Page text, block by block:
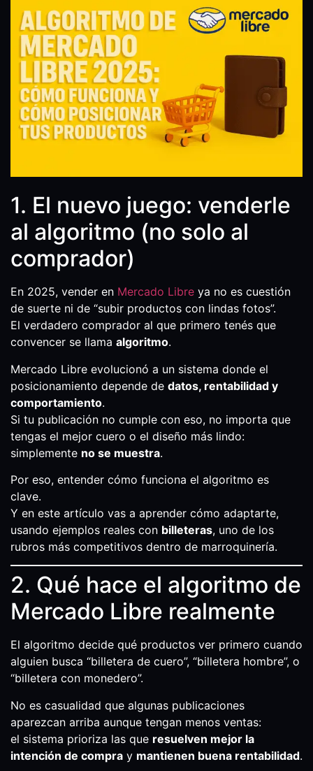
1. El nuevo juego: venderle
al algoritmo (no solo al
comprador)
En 2025, vender en Mercado Libre ya no es cuestión
de suerte ni de “subir productos con lindas fotos”.
El verdadero comprador al que primero tenés que
convencer se llama algoritmo.
Mercado Libre evolucionó a un sistema donde el
posicionamiento depende de datos, rentabilidad y
comportamiento.
Si tu publicación no cumple con eso, no importa que
tengas el mejor cuero o el diseño más lindo:
simplemente no se muestra.
Por eso, entender cómo funciona el algoritmo es
clave.
Y en este artículo vas a aprender cómo adaptarte,
usando ejemplos reales con billeteras, uno de los
rubros más competitivos dentro de marroquinería.
2. Qué hace el algoritmo de
Mercado Libre realmente
El algoritmo decide qué productos ver primero cuando
alguien busca “billetera de cuero”, “billetera hombre”, o
“billetera con monedero”.
No es casualidad que algunas publicaciones
aparezcan arriba aunque tengan menos ventas:
el sistema prioriza las que resuelven mejor la
intención de compra y mantienen buena rentabilidad.